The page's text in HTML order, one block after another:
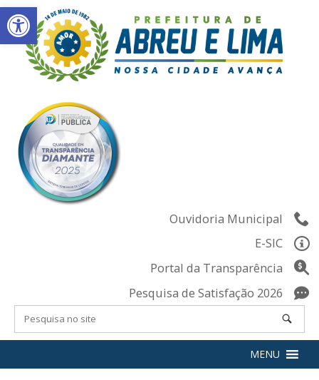
Abrir a barra de ferramentas
Skip
to
content
Ouvidoria Municipal
E-SIC
Portal da Transparência
Pesquisa de Satisfação 2026
MENU